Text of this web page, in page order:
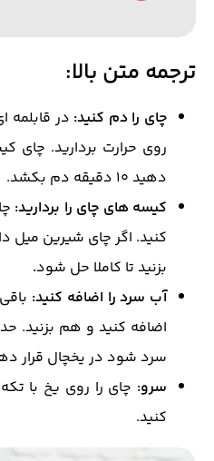
ترجمه متن بالا:
چای را دم کنید: در قابلمه
روی حرارت بردارید. چای
دهید 10 دقیقه دم بکشد.
کیسه های چای را بردارید:
کنید. اگر چای شیرین میل
بزنید تا کاملا حل شود.
آب سرد را اضافه کنید:
اضافه کنید و هم بزنید.
سرد شود در یخچال قرار
سرو: چای را روی یخ با
کنید.